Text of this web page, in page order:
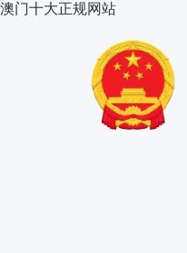
澳门十大正规网站